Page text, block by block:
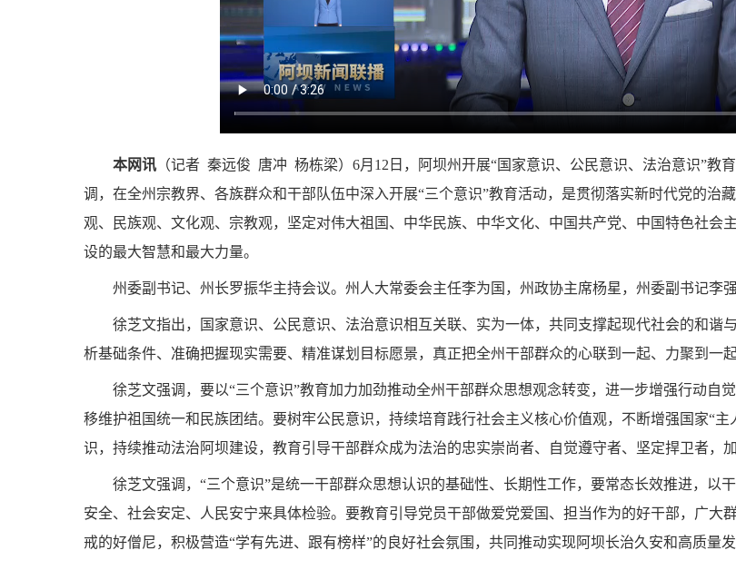
本网讯 （记者 秦远俊 唐冲 杨栋梁） 6月12日，阿坝州开展“国家意识、公民意识、法治意识”教
调，在全州宗教界、各族群众和干部队伍中深入开展“三个意识”教育活动，是贯彻落实新时代党的治
观、民族观、文化观、宗教观，坚定对伟大祖国、中华民族、中华文化、中国共产党、中国特色社
设的最大智慧和最大力量。
州委副书记、州长罗振华主持会议。州人大常委会主任李为国，州政协主席杨星，州委副书记李强
徐芝文指出，国家意识、公民意识、法治意识相互关联、实为一体，共同支撑起现代社会的和谐
析基础条件、准确把握现实需要、精准谋划目标愿景，真正把全州干部群众的心联到一起、力聚到一
徐芝文强调，要以“三个意识”教育加力加劲推动全州干部群众思想观念转变，进一步增强行动自
移维护祖国统一和民族团结。要树牢公民意识，持续培育践行社会主义核心价值观，不断增强国家“
识，持续推动法治阿坝建设，教育引导干部群众成为法治的忠实崇尚者、自觉遵守者、坚定捍卫者，
徐芝文强调，“三个意识”是统一干部群众思想认识的基础性、长期性工作，要常态长效推进，以
安全、社会安定、人民安宁来具体检验。要教育引导党员干部做爱党爱国、担当作为的好干部，广
戒的好僧尼，积极营造“学有先进、跟有榜样”的良好社会氛围，共同推动实现阿坝长治久安和高质量发